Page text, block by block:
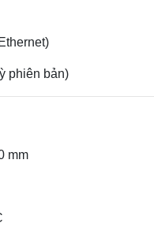
phiên bản)
mm